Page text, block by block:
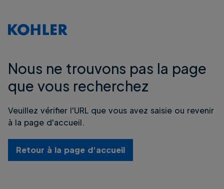
Nous ne trouvons pas la page
que vous recherchez
Veuillez vérifier l'URL que vous avez saisie ou revenir
à la page d'accueil.
Retour à la page d'accueil